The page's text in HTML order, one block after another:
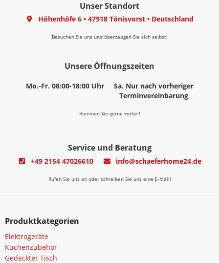
Unser Standort
Höhenhöfe 6• 47918 Tönisvorst• Deutschland
Besuchen Sie uns und überzeugen Sie sich selbst!
Unsere Öffnungszeiten
Mo.-Fr. 08:00-18:00 Uhr
Sa. Nur nach vorheriger
Terminvereinbarung
Kommen Sie gerne vorbei!
Service und Beratung
+49 2154 47026610 info@schaeferhome24.de
Rufen Sie uns an oder schreiben Sie uns eine E-Mail!
Produktkategorien
Elektrogeräte
Küchenzubehör
Gedeckter Tisch